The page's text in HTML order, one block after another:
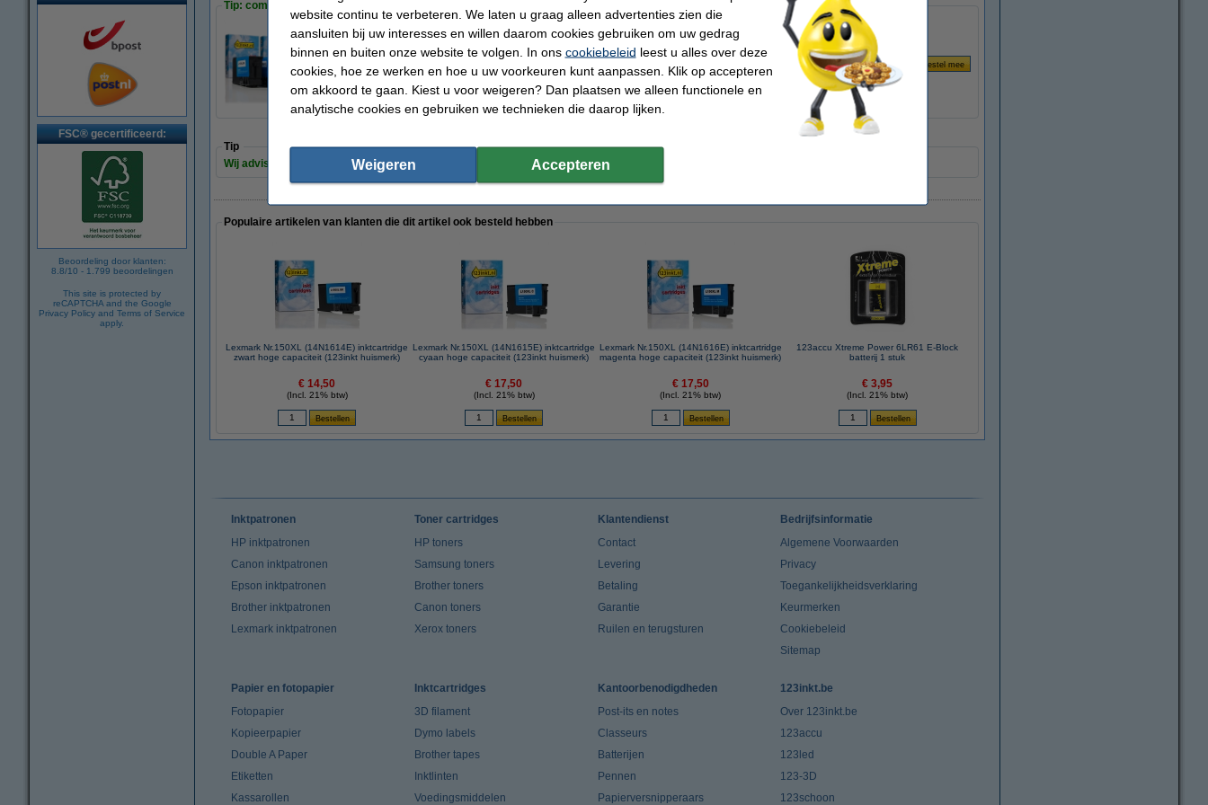
FSC® gecertificeerd:
Beoordeling door klanten:
8.8/10 - 1.799 beoordelingen
This site is protected by
reCAPTCHA and the Google
Privacy Policy and Terms of Service
apply.
Tip: complete set bestellen
Lexmark Nr.150XL aanbieding: zwart + 3 kleuren (123inkt huismerk)
€ 64,50
Tip
Wij adviseren u om deze cartridge i.p.v. de originele cartridge te nemen.
Populaire artikelen van klanten die dit artikel ook besteld hebben
Lexmark Nr.150XL (14N1614E) inktcartridge
zwart hoge capaciteit (123inkt huismerk)
€ 14,50
(Incl. 21% btw)
Lexmark Nr.150XL (14N1615E) inktcartridge
cyaan hoge capaciteit (123inkt huismerk)
€ 17,50
(Incl. 21% btw)
Lexmark Nr.150XL (14N1616E) inktcartridge
magenta hoge capaciteit (123inkt huismerk)
€ 17,50
(Incl. 21% btw)
123accu Xtreme Power 6LR61 E-Block
batterij 1 stuk
€ 3,95
(Incl. 21% btw)
Inktpatronen
HP inktpatronen
Canon inktpatronen
Epson inktpatronen
Brother inktpatronen
Lexmark inktpatronen
Toner cartridges
HP toners
Samsung toners
Brother toners
Canon toners
Xerox toners
Klantendienst
Contact
Levering
Betaling
Garantie
Ruilen en terugsturen
Bedrijfsinformatie
Algemene Voorwaarden
Privacy
Toegankelijkheidsverklaring
Keurmerken
Cookiebeleid
Sitemap
Papier en fotopapier
Fotopapier
Kopieerpapier
Double A Paper
Etiketten
Kassarollen
Inktcartridges
3D filament
Dymo labels
Brother tapes
Inktlinten
Voedingsmiddelen
Kantoorbenodigdheden
Post-its en notes
Classeurs
Batterijen
Pennen
Papierversnipperaars
123inkt.be
Over 123inkt.be
123accu
123led
123-3D
123schoon
website continu te verbeteren. We laten u graag alleen advertenties zien die
aansluiten bij uw interesses en willen daarom cookies gebruiken om uw gedrag
binnen en buiten onze website te volgen. In ons cookiebeleid leest u alles over deze
cookies, hoe ze werken en hoe u uw voorkeuren kunt aanpassen. Klik op accepteren
om akkoord te gaan. Kiest u voor weigeren? Dan plaatsen we alleen functionele en
analytische cookies en gebruiken we technieken die daarop lijken.
Weigeren Accepteren